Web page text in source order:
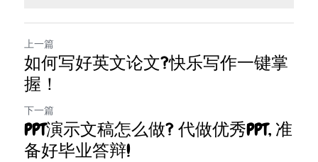
上一篇
如何写好英文论文?快乐写作一键掌
握！
下一篇
PPT演示文稿怎么做? 代做优秀PPT, 准
备好毕业答辩!